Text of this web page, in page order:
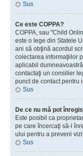
Sus
Ce este COPPA?
COPPA, sau "Child
este o lege din Statele
ani să obţină acordul
colectarea informaţiilor
aplicabil
contactaţi un consilier
punct de contact pentru
Sus
De ce nu mă pot
Este posibil ca
pe care încercaţi să-l
ului pentru a preveni
Sus